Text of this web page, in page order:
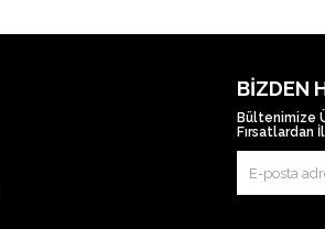
BIZDEN
Bültenimize
Fırsatlardan